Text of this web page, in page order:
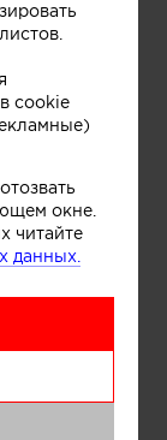
cookie
окне.
читайте
данных.